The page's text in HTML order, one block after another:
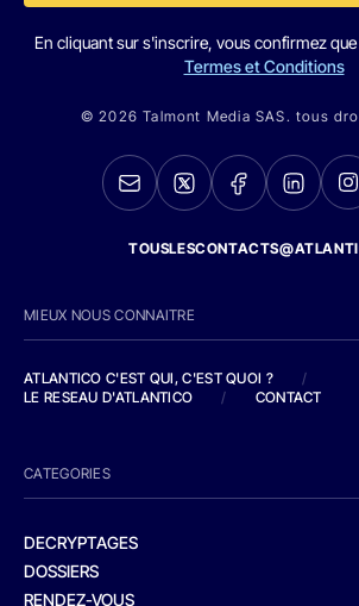
En cliquant sur s'inscrire, vous confirmez
Termes et Conditions
© 2026 Talmont Media SAS. tous
MIEUX NOUS CONNAITRE
ATLANTICO C'EST QUI, C'EST QUOI ?
/
LE RESEAU D'ATLANTICO
/ CONTACT
CATEGORIES
DECRYPTAGES
DOSSIERS
RENDEZ-VOUS